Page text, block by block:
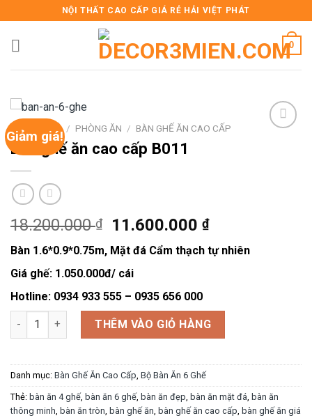
to
content
NỘI THẤT CAO CẤP GIÁ RẺ HẢI VIỆT PHÁT
0
Giảm giá!
TRANG CHỦ / PHÒNG ĂN / BÀN GHẾ ĂN CAO CẤP
Bàn ghế ăn cao cấp B011
18.200.000₫
Giá
gốc
là:
18.200.000 ₫.
11.600.000₫Giá
hiện
tại
Bàn 1.6*0.9*0.75m, Mặt đá Cẩm thạch tự nhiên
Giá ghế: 1.050.000đ/ cái
Hotline: 0934 933 555 – 0935 656 000
Bàn ghế ăn cao cấp B011 số lượng
THÊM VÀO GIỎ HÀNG
Danh mục: Bàn Ghế Ăn Cao Cấp Bộ Bàn Ăn 6 Ghế
Thẻ: bàn ăn 4 ghế, bàn ăn 6 ghế, bàn ăn đẹp bàn ăn mặt đá bàn ăn
thông minh bàn ăn tròn bàn ghế ăn bàn ghế ăn cao cấp bàn ghế ăn giá